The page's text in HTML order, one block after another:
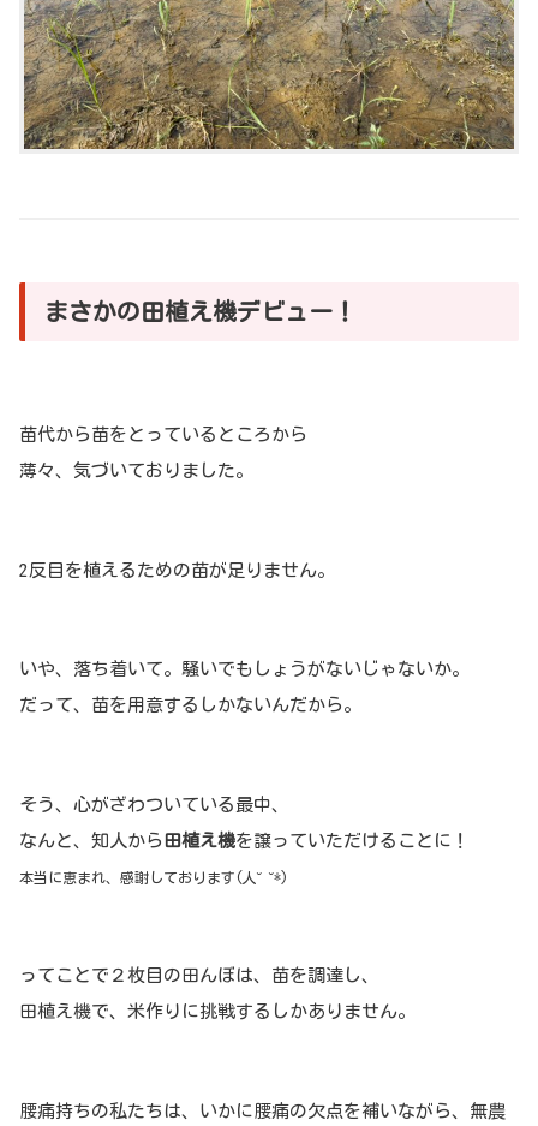
まさかの田植え機デビュー！
苗代から苗をとっているところから
薄々、気づいておりました。
2反目を植えるための苗が足りません。
いや、落ち着いて。騒いでもしょうがないじゃないか。
だって、苗を用意するしかないんだから。
そう、心がざわついている最中、
なんと、知人から 田植え機を譲っていただけることに！
本当に恵まれ、感謝しております(人˘ ˘*)
ってことで２枚目の田んぼは、苗を調達し、
田植え機で、米作りに挑戦するしかありません。
腰痛持ちの私たちは、いかに腰痛の欠点を補いながら、無農